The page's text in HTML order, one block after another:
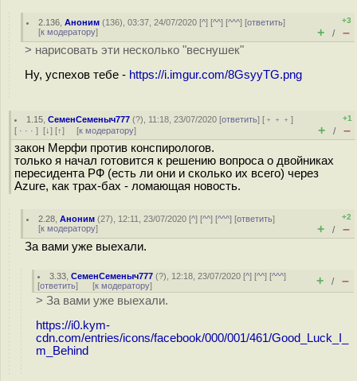
2.136 ,Аноним (136), 03:37, 24/07/2020 [^] [^^] [^^^] [ответить]
[к модератору]
+3
+ / –
> нарисовать эти несколько "веснушек"
Ну, успехов тебе - https://i.imgur.com/8GsyyTG.png
1.15 ,СеменСеменыч777 (?), 11:18, 23/07/2020 [ответить] [ ﹢﹢﹢]
[ · · · ] [↓] [↑] [к модератору]
+1
+ / –
закон Мерфи против конспирологов.
только я начал готовится к решению вопроса о двойниках
пересидента РФ (есть ли они и сколько их всего) через
Azure, как трах-бах - ломающая новость.
2.28 ,Аноним (27), 12:11, 23/07/2020 [^] [^^] [^^^] [ответить]
[к модератору]
+2
+ / –
За вами уже выехали.
3.33 ,СеменСеменыч777 (?), 12:18, 23/07/2020 [^] [^^] [^^^]
[ответить] [к модератору] + / –
> За вами уже выехали.
https://i0.kym-
cdn.com/entries/icons/facebook/000/001/461/Good_Luck_I_
m_Behind